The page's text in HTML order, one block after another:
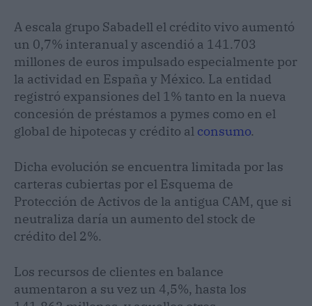
A escala grupo Sabadell el crédito vivo aumentó
un 0,7% interanual y ascendió a 141.703
millones de euros impulsado especialmente por
la actividad en España y México. La entidad
registró expansiones del 1% tanto en la nueva
concesión de préstamos a pymes como en el
global de hipotecas y crédito al consumo.
Dicha evolución se encuentra limitada por las
carteras cubiertas por el Esquema de
Protección de Activos de la antigua CAM, que si
neutraliza daría un aumento del stock de
crédito del 2%.
Los recursos de clientes en balance
aumentaron a su vez un 4,5%, hasta los